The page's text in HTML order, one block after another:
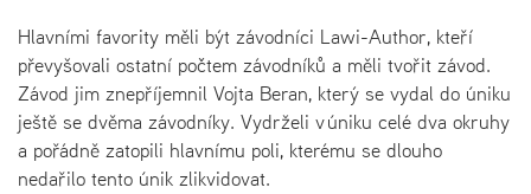
Hlavními favority měli být závodníci Lawi-Author, kteří
převyšovali ostatní počtem závodníků a měli tvořit závod.
Závod jim znepříjemnil Vojta Beran, který se vydal do úniku
ještě se dvěma závodníky. Vydrželi v úniku celé dva okruhy
a pořádně zatopili hlavnímu poli, kterému se dlouho
nedařilo tento únik zlikvidovat.